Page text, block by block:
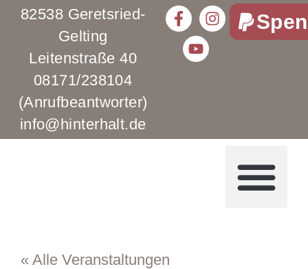
82538 Geretsried-
Gelting
Leitenstraße 40
08171/238104
(Anrufbeantworter)
info@hinterhalt.de
« Alle Veranstaltungen